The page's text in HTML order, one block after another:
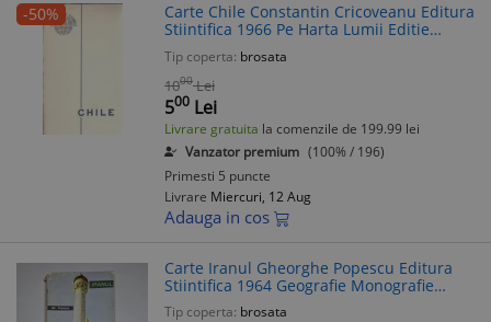
-50%
Carte Chile Constantin Cricoveanu Editura
Stiintifica 1966 Pe Harta Lumii Editie
Veche Coperta Cartonata Format Fizic
Stare Buna
Tip coperta: brosata
1000 Lei
500 Lei
Livrare gratuita la comenzile de 199.99 lei
Vanzator premium (100% / 196)
Primesti 5 puncte
Livrare Miercuri, 12 Aug
Adauga in cos
Carte Iranul Gheorghe Popescu Editura
Stiintifica 1964 Geografie Monografie
Culturala Pe Harta Lumii Brosata Veche
Tip coperta: brosata